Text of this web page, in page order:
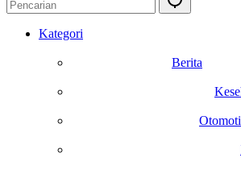
Kategori
Berita